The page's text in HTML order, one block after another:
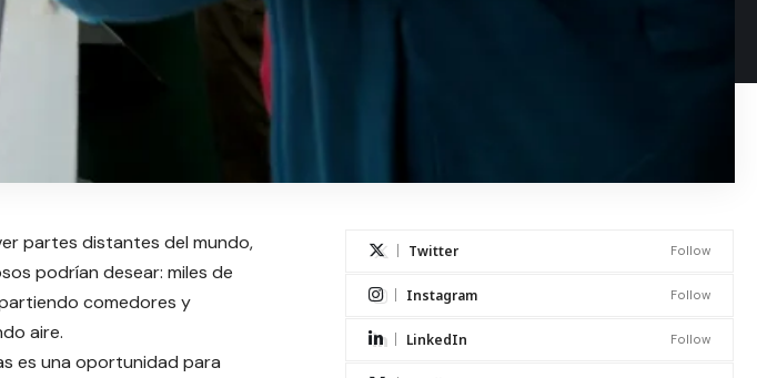
partes distantes del mundo,
podrían desear: miles de
comedores y
aire.
es una oportunidad para
Twitter Follow
Instagram Follow
LinkedIn Follow